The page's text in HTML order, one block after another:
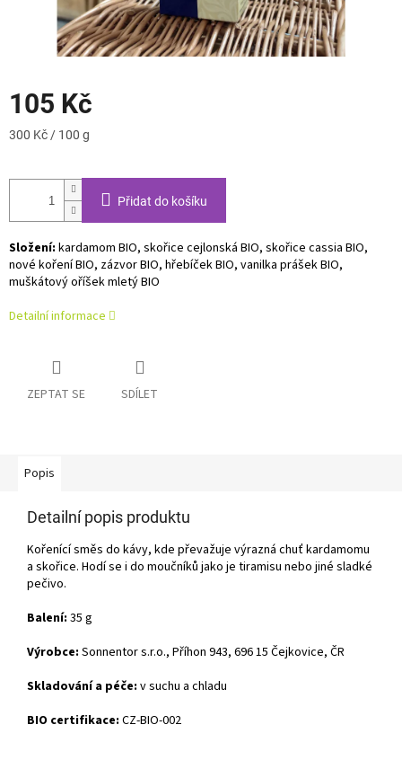
105 Kč
Měrná
300 Kč / 100 g
Přidat do košíku
Složení: kardamom BIO, skořice cejlonská BIO, skořice cassia BIO,
nové koření BIO, zázvor BIO, hřebíček BIO, vanilka prášek BIO,
muškátový oříšek mletý BIO
Detailní informace
ZEPTAT SE SDÍLET
Popis
Detailní popis produktu
Kořenící směs do kávy, kde převažuje výrazná chuť kardamomu
a skořice. Hodí se i do moučníků jako je tiramisu nebo jiné sladké
pečivo.
Balení: 35 g
Výrobce: Sonnentor s.r.o., Příhon 943, 696 15 Čejkovice, ČR
Skladování a péče: v suchu a chladu
BIO certifikace: CZ-BIO-002